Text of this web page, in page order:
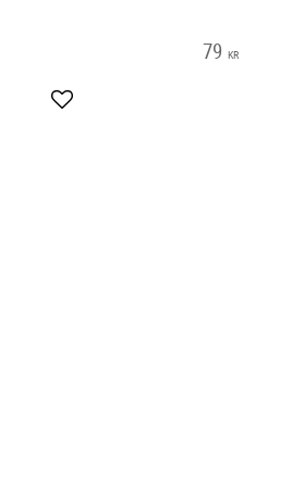
Lägg till i favoriter
79 KR